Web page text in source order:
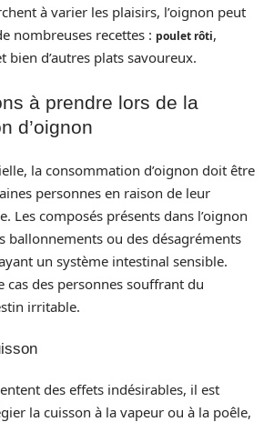
à varier les plaisirs, l’oignon peut
nombreuses recettes : poulet rôti,
bien d’autres plats savoureux.
à prendre lors de la
d’oignon
la consommation d’oignon doit être
personnes en raison de leur
Les composés présents dans l’oignon
ballonnements ou des désagréments
un système intestinal sensible.
cas des personnes souffrant du
irritable.
des effets indésirables, il est
la cuisson à la vapeur ou à la poêle,